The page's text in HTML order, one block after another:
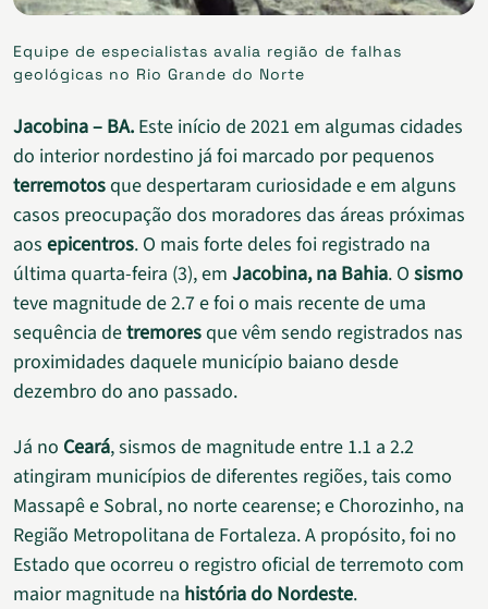
Equipe de especialistas avalia região de falhas
geológicas no Rio Grande do Norte
Jacobina – BA. Este início de 2021 em algumas cidades
do interior nordestino já foi marcado por pequenos
terremotosque despertaram curiosidade e em alguns
casos preocupação dos moradores das áreas próximas
aos epicentros. O mais forte deles foi registrado na
última quarta-feira (3), em Jacobina, na Bahia. O sismo
teve magnitude de 2.7 e foi o mais recente de uma
sequência detremoresque vêm sendo registrados nas
proximidades daquele município baiano desde
dezembro do ano passado.
Já no Ceará, sismos de magnitude entre 1.1 a 2.2
atingiram municípios de diferentes regiões, tais como
Massapê e Sobral, no norte cearense; e Chorozinho, na
Região Metropolitana de Fortaleza. A propósito, foi no
Estado que ocorreu o registro oficial de terremoto com
maior magnitude na história do Nordeste.